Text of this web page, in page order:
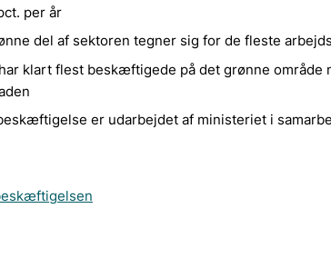
per år
del af sektoren tegner sig for de fleste
klart flest beskæftigede på det grønne område
er udarbejdet af ministeriet i